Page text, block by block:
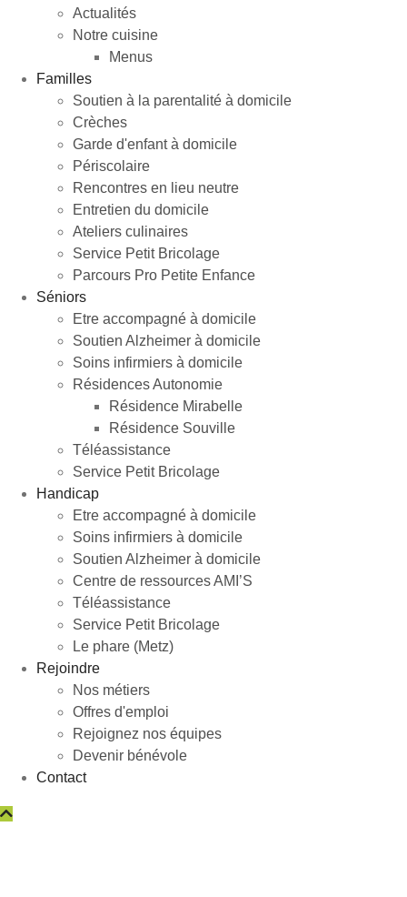
Actualités
Notre cuisine
Menus
Familles
Soutien à la parentalité à domicile
Crèches
Garde d'enfant à domicile
Périscolaire
Rencontres en lieu neutre
Entretien du domicile
Ateliers culinaires
Service Petit Bricolage
Parcours Pro Petite Enfance
Séniors
Etre accompagné à domicile
Soutien Alzheimer à domicile
Soins infirmiers à domicile
Résidences Autonomie
Résidence Mirabelle
Résidence Souville
Téléassistance
Service Petit Bricolage
Handicap
Etre accompagné à domicile
Soins infirmiers à domicile
Soutien Alzheimer à domicile
Centre de ressources AMI’S
Téléassistance
Service Petit Bricolage
Le phare (Metz)
Rejoindre
Nos métiers
Offres d'emploi
Rejoignez nos équipes
Devenir bénévole
Contact